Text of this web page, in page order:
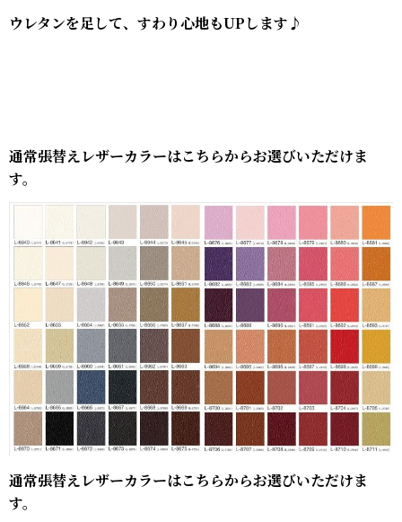
ウレタンを足して、すわり心地もUPします♪
通常張替えレザーカラーはこちらからお選びいただけま
す。
通常張替えレザーカラーはこちらからお選びいただけま
す。